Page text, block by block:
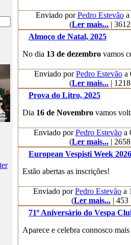
Enviado porPedro Estevãoa
(Ler mais... |
Almoço de Natal, 2025
No dia 13 de dezembro vamos
Enviado porPedro Estevãoa
(Ler mais... |
Prova do Litro, 2025
Dia 16 de Novembro vamos
Enviado porPedro Estevãoa
(Ler mais... |
European Vespisti Week 2026
Estão abertas as inscrições!
Enviado porPedro Estevão a
(Ler mais... | 453
71º Aniversário do Vespa
Aparece e celebra connosco